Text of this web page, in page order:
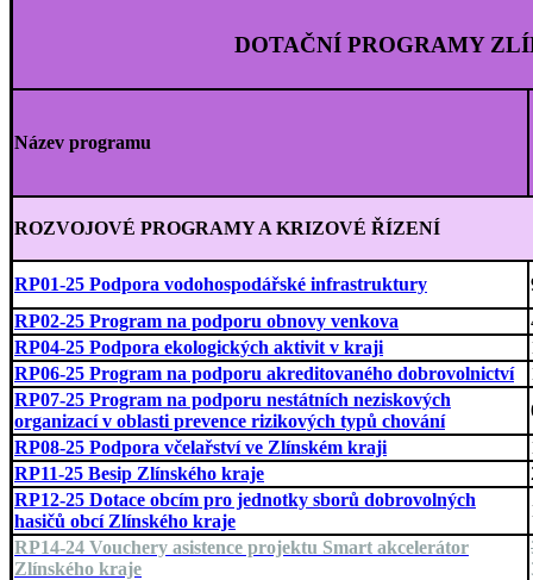
DOTAČNÍ PROGRAMY
Název programu
ROZVOJOVÉ PROGRAMY A KRIZOVÉ ŘÍZENÍ
RP01-25 Podpora vodohospodářské infrastruktury
RP02-25 Program na podporu obnovy venkova
RP04-25 Podpora ekologických aktivit v kraji
RP06-25 Program na podporu akreditovaného dobrovolnictví
RP07-25 Program na podporu nestátních neziskových
organizací v oblasti prevence rizikových typů chování
RP08-25 Podpora včelařství ve Zlínském kraji
RP11-25 Besip Zlínského kraje
RP12-25 Dotace obcím pro jednotky sborů dobrovolných
hasičů obcí Zlínského kraje
RP14-24 Vouchery asistence projektu Smart akcelerátor
Zlínského kraje